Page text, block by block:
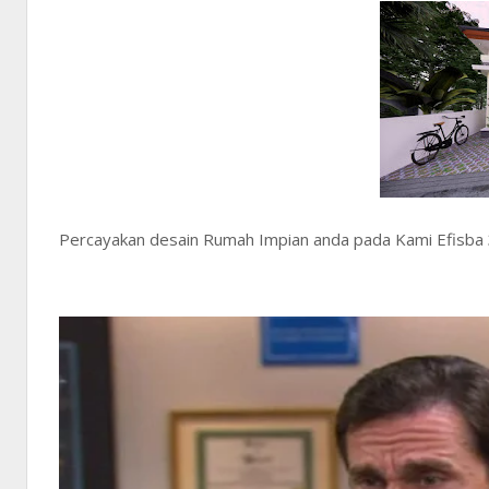
Percayakan desain Rumah Impian anda pada Kami Efisba